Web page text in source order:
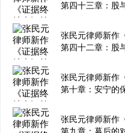
第四十三章：股
张民元律师新作
第四十二章：股
张民元律师新作
第十章：安宁的
张民元律师新作